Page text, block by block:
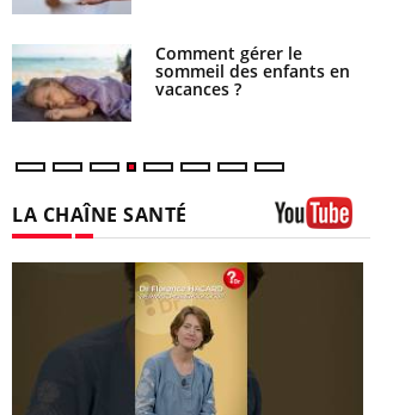
Comment gérer le
sommeil des enfants en
vacances ?
LA CHAÎNE SANTÉ